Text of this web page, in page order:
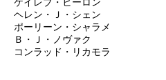
ケイレブ・ヒーロン
ヘレン・Ｊ・シェン
ポーリーン・シャラメ
Ｂ・Ｊ・ノヴァク
コンラッド・リカモラ